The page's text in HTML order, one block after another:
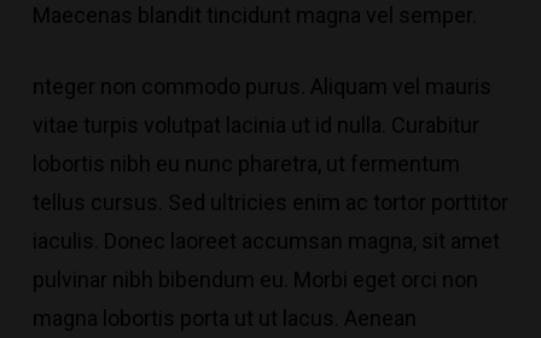
Maecenas blandit tincidunt magna vel semper.
nteger non commodo purus. Aliquam vel mauris
vitae turpis volutpat lacinia ut id nulla. Curabitur
lobortis nibh eu nunc pharetra, ut fermentum
tellus cursus. Sed ultricies enim ac tortor porttitor
iaculis . Donec laoreet accumsan magna, sit amet
pulvinar nibh bibendum eu. Morbi eget orci non
magna lobortis porta ut ut lacus. Aenean